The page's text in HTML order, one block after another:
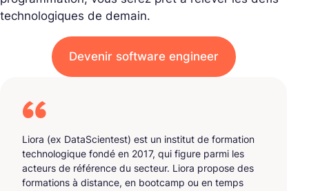
technologiques de demain.
Devenir software engineer
Liora (ex DataScientest) est un institut de formation
technologique fondé en 2017, qui figure parmi les
acteurs de référence du secteur. Liora propose des
formations à distance, en bootcamp ou en temps